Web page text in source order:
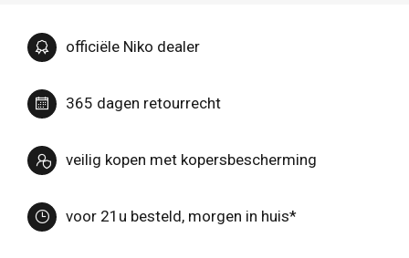
officiële Niko dealer
365 dagen retourrecht
veilig kopen met kopersbescherming
voor 21u besteld, morgen in huis*